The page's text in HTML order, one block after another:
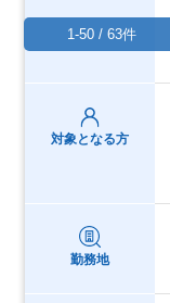
対象となる方
勤務地
1-50 / 63件